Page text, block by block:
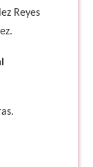
Reyes